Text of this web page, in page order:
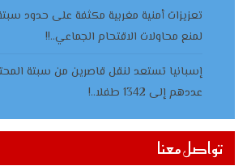
تعزيزات أمنية مغربية مكثفة على حدود
لمنع محاولات الاقتحام الجماعي..!!
إسبانيا تستعد لنقل قاصرين من سبتة
عددهم إلى 1342 طفلا..!
تواصل معنا